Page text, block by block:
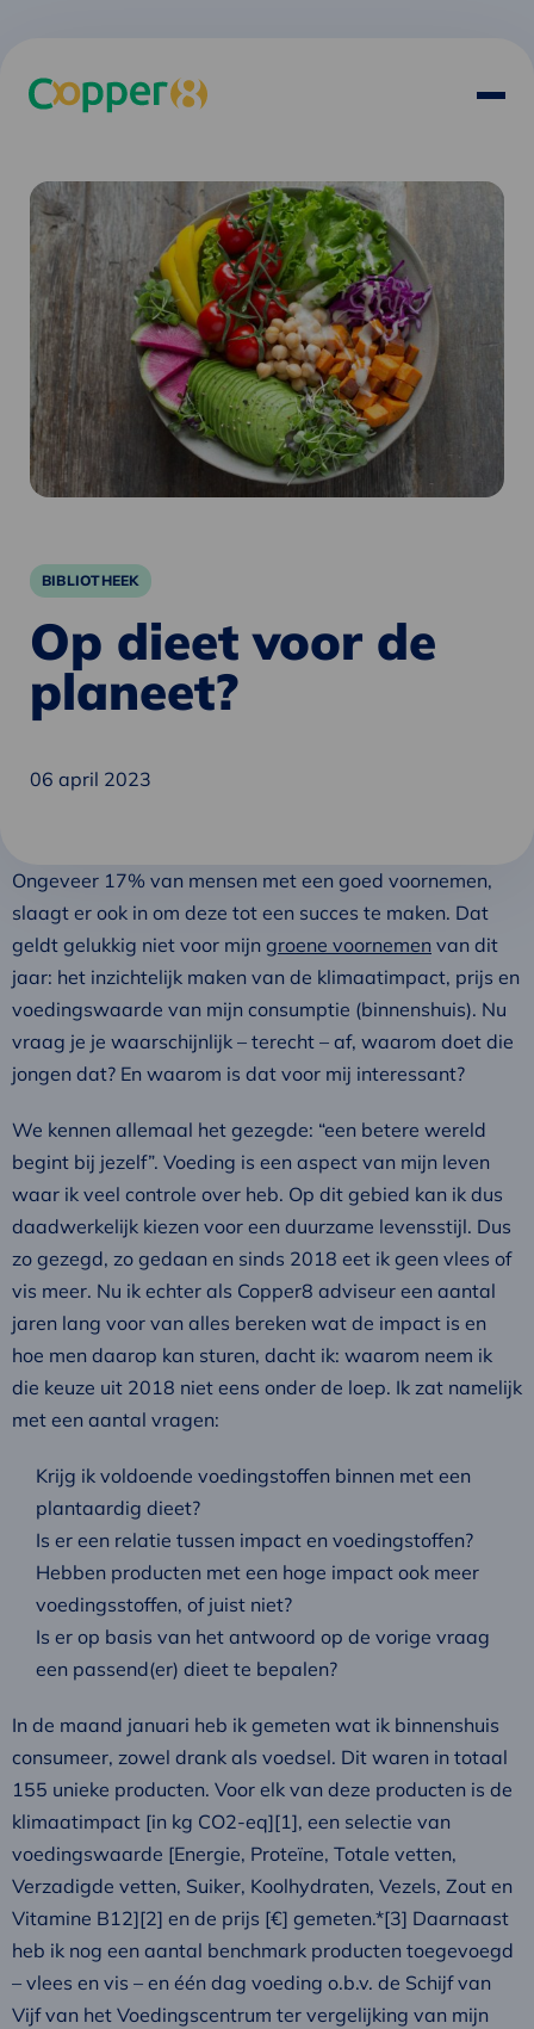
BIBLIOTHEEK
Op dieet voor de
planeet?
06 april 2023
Ongeveer 17% van mensen met een goed voornemen,
slaagt er ook in om deze tot een succes te maken. Dat
geldt gelukkig niet voor mijn groene voornemen van dit
jaar: het inzichtelijk maken van de klimaatimpact, prijs en
voedingswaarde van mijn consumptie (binnenshuis). Nu
vraag je je waarschijnlijk – terecht – af, waarom doet die
jongen dat? En waarom is dat voor mij interessant?
We kennen allemaal het gezegde: “een betere wereld
begint bij jezelf”. Voeding is een aspect van mijn leven
waar ik veel controle over heb. Op dit gebied kan ik dus
daadwerkelijk kiezen voor een duurzame levensstijl. Dus
zo gezegd, zo gedaan en sinds 2018 eet ik geen vlees of
vis meer. Nu ik echter als Copper8 adviseur een aantal
jaren lang voor van alles bereken wat de impact is en
hoe men daarop kan sturen, dacht ik: waarom neem ik
die keuze uit 2018 niet eens onder de loep. Ik zat namelijk
met een aantal vragen:
Krijg ik voldoende voedingstoffen binnen met een
plantaardig dieet?
Is er een relatie tussen impact en voedingstoffen?
Hebben producten met een hoge impact ook meer
voedingsstoffen, of juist niet?
Is er op basis van het antwoord op de vorige vraag
een passend(er) dieet te bepalen?
In de maand januari heb ik gemeten wat ik binnenshuis
consumeer, zowel drank als voedsel. Dit waren in totaal
155 unieke producten. Voor elk van deze producten is de
klimaatimpact [in kg CO2-eq][1], een selectie van
voedingswaarde [Energie, Proteïne, Totale vetten,
Verzadigde vetten, Suiker, Koolhydraten, Vezels, Zout en
Vitamine B12][2] en de prijs [€] gemeten.*[3] Daarnaast
heb ik nog een aantal benchmark producten toegevoegd
– vlees en vis – en één dag voeding o.b.v. de Schijf van
Vijf van het Voedingscentrum ter vergelijking van mijn